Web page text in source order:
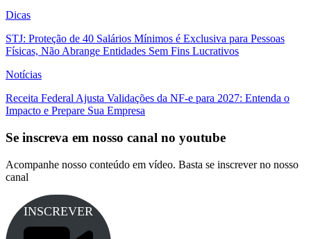
Dicas
STJ: Proteção de 40 Salários Mínimos é Exclusiva para Pessoas
Físicas, Não Abrange Entidades Sem Fins Lucrativos
Notícias
Receita Federal Ajusta Validações da NF-e para 2027: Entenda o
Impacto e Prepare Sua Empresa
Se inscreva em nosso canal no youtube
Acompanhe nosso conteúdo em vídeo. Basta se inscrever no nosso
canal
INSCREVER